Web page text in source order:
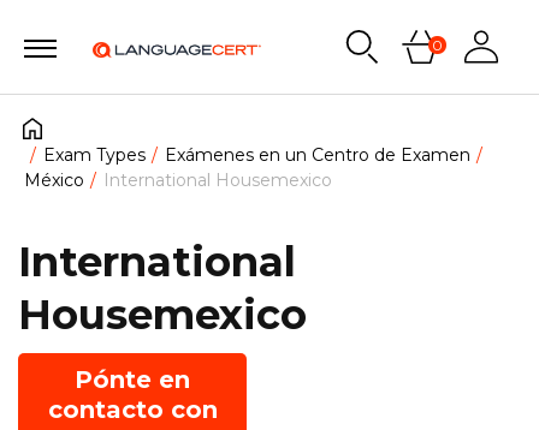
0
Exam Types
Exámenes en un Centro de Examen
México
International Housemexico
International
Housemexico
Pónte en
contacto con